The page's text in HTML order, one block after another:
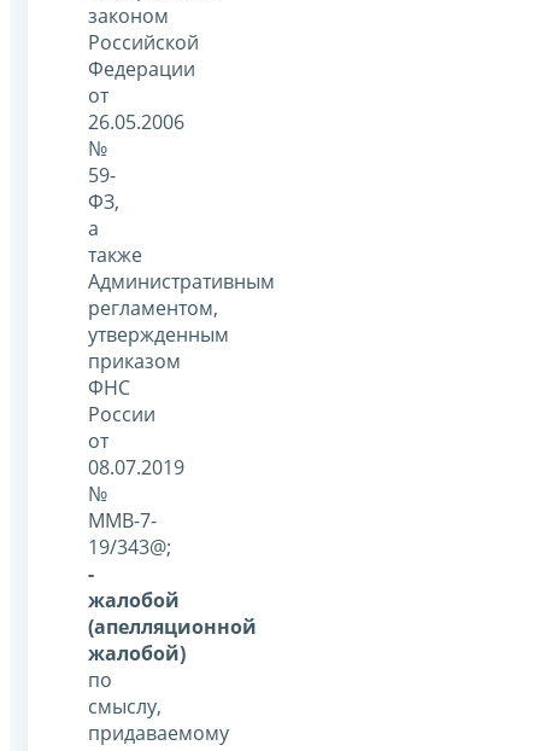
законом
Российской
Федерации
от
26.05.2006
№
59-
ФЗ,
а
также
Административным
регламентом,
утвержденным
приказом
ФНС
России
от
08.07.2019
№
ММВ-7-
19/343@;
-
жалобой
(апелляционной
жалобой)
по
смыслу,
придаваемому